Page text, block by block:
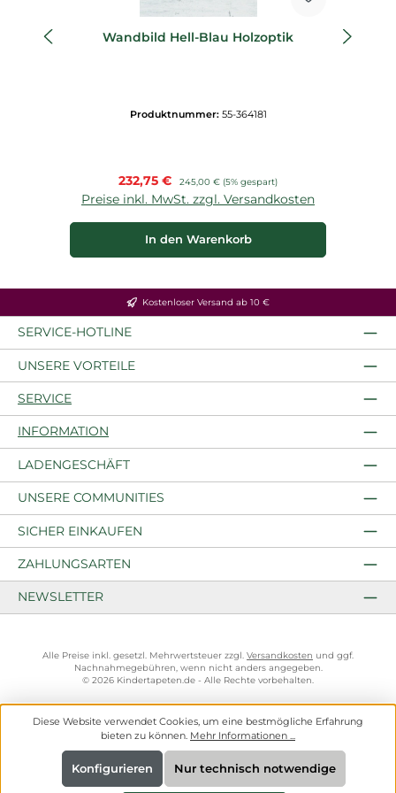
Wandbild Hell-Blau Holzoptik
Produktnummer: 55-364181
Verkaufspreis:
232,75 € Regulärer Preis:
245,00 € (5% gespart)
Preise inkl. MwSt. zzgl. Versandkosten
In den Warenkorb
Kostenloser Versand ab 10 €
SERVICE-HOTLINE
UNSERE VORTEILE
SERVICE
INFORMATION
LADENGESCHÄFT
UNSERE COMMUNITIES
SICHER EINKAUFEN
ZAHLUNGSARTEN
NEWSLETTER
Alle Preise inkl. gesetzl. Mehrwertsteuer zzgl. Versandkosten und ggf.
Nachnahmegebühren, wenn nicht anders angegeben.
© 2026 Kindertapeten.de - Alle Rechte vorbehalten.
Diese Website verwendet Cookies, um eine bestmögliche Erfahrung
bieten zu können. Mehr Informationen ...
Nur technisch notwendige
Konfigurieren